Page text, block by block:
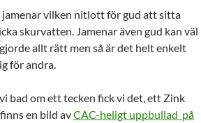
jamenar vilken nitlott för gud att sitta
skurvatten. Jamenar även gud kan väl
allt rätt men så är det helt enkelt
för andra.
bad om ett tecken fick vi det, ett Zink
en bild avCAC-heligt uppbullad på